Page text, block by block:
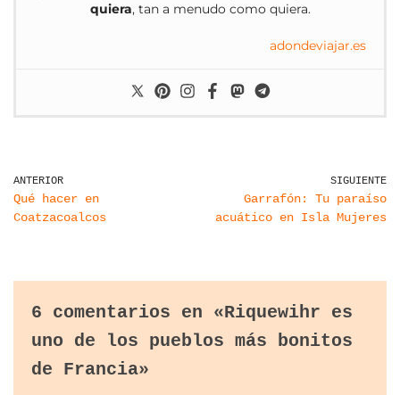
quiera, tan a menudo como quiera.
adondeviajar.es
ANTERIOR
Qué hacer en
Coatzacoalcos
SIGUIENTE
Garrafón: Tu paraíso
acuático en Isla Mujeres
6 comentarios en «Riquewihr es
uno de los pueblos más bonitos
de Francia»